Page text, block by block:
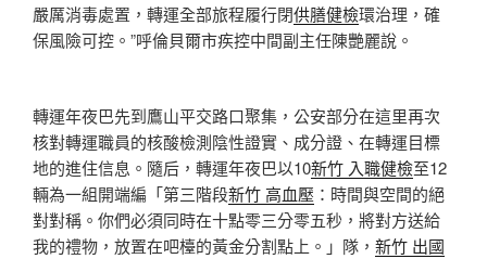
嚴厲消毒處置，轉運全部旅程履行閉供膳健檢環治理，確
保風險可控。”呼倫貝爾市疾控中間副主任陳艷麗說。
轉運年夜巴先到鷹山平交路口聚集，公安部分在這里再次
核對轉運職員的核酸檢測陰性證實、成分證、在轉運目標
地的進住信息。隨后，轉運年夜巴以10新竹 入職健檢至12
輛為一組開端編「第三階段新竹 高血壓 ：時間與空間的絕
對對稱。你們必須同時在十點零三分零五秒，將對方送給
我的禮物，放置在吧檯的黃金分割點上。」隊， 新竹 出國